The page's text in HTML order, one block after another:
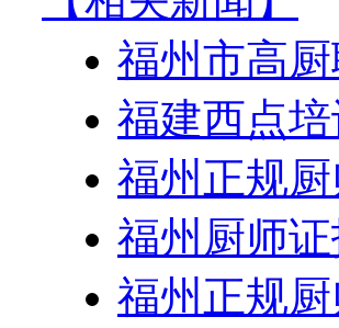
福州市高
福建西点
福州正规
福州厨师
福州正规